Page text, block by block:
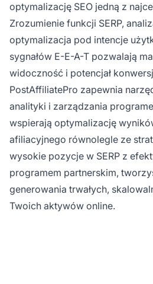
optymalizację SEO jedną z
Zrozumienie funkcji SERP,
optymalizacja pod intencje
sygnałów E-E-A-T pozwalają
widoczność i potencjał
PostAffiliatePro zapewnia
analityki i zarządzania
wspierają optymalizację
afiliacyjnego równolegle ze
wysokie pozycje w SERP z
programem partnerskim,
generowania trwałych,
Twoich aktywów online.